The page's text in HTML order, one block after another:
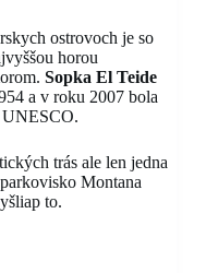
ostrovoch je so
horou
Sopka El Teide
a v roku 2007 bola
UNESCO.
trás ale len jedna
Montana
to.